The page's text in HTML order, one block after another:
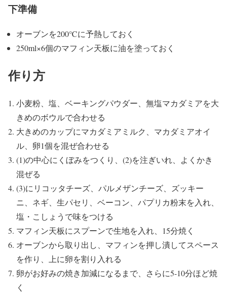
下準備
オーブンを200℃に予熱しておく
250ml×6個のマフィン天板に油を塗っておく
作り方
小麦粉、塩、ベーキングパウダー、無塩マカダミアを大
きめのボウルで合わせる
大きめのカップにマカダミアミルク、マカダミアオイ
ル、卵1個を混ぜ合わせる
(1)の中心にくぼみをつくり、(2)を注ぎいれ、よくかき
混ぜる
(3)にリコッタチーズ、パルメザンチーズ、ズッキー
ニ、ネギ、生パセリ、ベーコン、パプリカ粉末を入れ、
塩・こしょうで味をつける
マフィン天板にスプーンで生地を入れ、15分焼く
オーブンから取り出し、マフィンを押し潰してスペース
を作り、上に卵を割り入れる
卵がお好みの焼き加減になるまで、さらに5-10分ほど焼
く